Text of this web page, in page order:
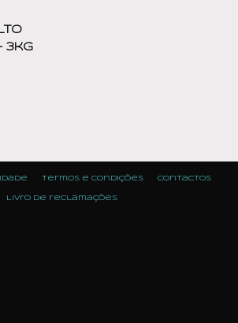
3kg
Termos e condições Contactos
Livro de reclamações